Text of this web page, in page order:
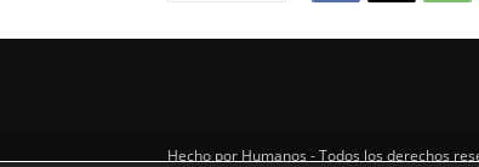
Hecho por Humanos - Todos los derechos